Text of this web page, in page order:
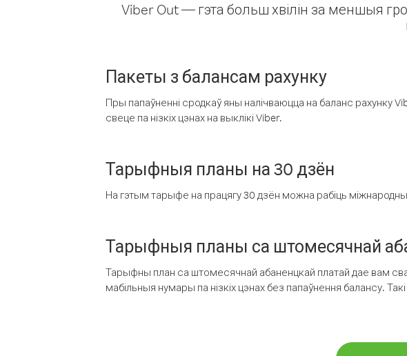
Viber Out — гэта больш хвілін за меншыя
Пакеты з балансам рахунку
Пры папаўненні сродкаў яны налічваюцца на баланс
свеце па нізкіх цэнах на выклікі Viber.
Тарыфныя планы на 30 дзён
На гэтым тарыфе на працягу 30 дзён можна рабіць
Тарыфныя планы са штомесячнай
Тарыфны план са штомесячнай абаненцкай платай дае вам
мабільныя нумары па нізкіх цэнах без папаўнення балансу.